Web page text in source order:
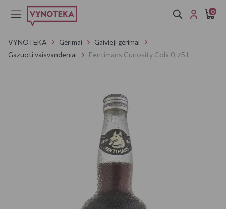
0
VYNOTEKA Gėrimai
Gaivieji gėrimai
Gazuoti vaisvandeniai
Fentimans Curiosity Cola 0,75 L